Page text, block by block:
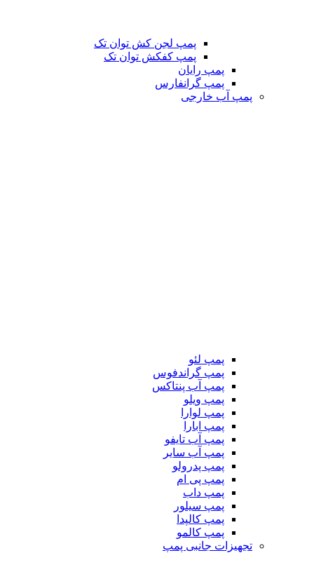
پمپ لجن کش توان تک
پمپ کفکش توان تک
پمپ رایان
پمپ گرانفارس
پمپ آب خارجی
پمپ لئو
پمپ گراندفوس
پمپ آب پنتاکس
پمپ ویلو
پمپ لوارا
پمپ ابارا
پمپ آب تایفو
پمپ آب سایر
پمپ پدرولو
پمپ پی ام
پمپ داب
پمپ سیلور
پمپ کالپدا
پمپ کالمو
تجهیزات جانبی پمپ